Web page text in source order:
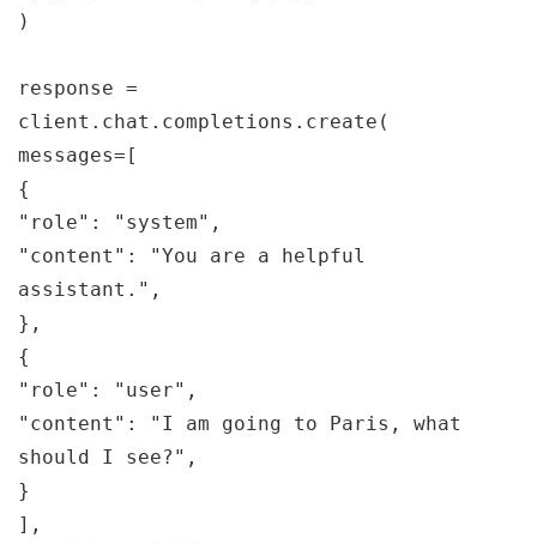
)
response =
client . chat . completions . create (
messages= [
{
"role" : "system" ,
"content" :
"You are a helpful
assistant." ,
} ,
{
"role" : "user" ,
"content" :
"I am going to Paris, what
should I see?" ,
}
] ,